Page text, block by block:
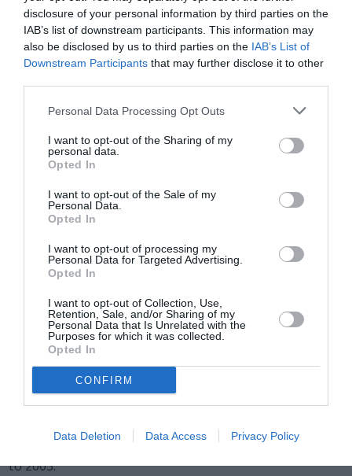
disclosure of your personal information by third parties on the
IAB’s list of downstream participants. This information may
also be disclosed by us to third parties on the IAB’s List of
Downstream Participants that may further disclose it to other
Personal Data Processing Opt Outs
I want to opt-out of the Sharing of my
personal data.
Opted In
I want to opt-out of the Sale of my
Personal Data.
Opted In
I want to opt-out of processing my
Personal Data for Targeted Advertising.
Opted In
I want to opt-out of Collection, Use,
Retention, Sale, and/or Sharing of my
Personal Data that Is Unrelated with the
Purposes for which it was collected.
Opted In
CONFIRM
Data Deletion Data Access Privacy Policy
προσωπικού της Κρατικής Σχολής Ορχηστικής Τέχνης
(2002-2021) όπου δίδασκε τεχνική και ρεπερτόριο
Graham και συνεργάζεται σταθερά με την Ανώτερη
Επαγγελματική Σχολή «ΧοροΧρόνος», το Fix Dance
Studio και το Dance Athens. Παραδίδει σεμινάρια της
τεχνικής σε επαγγελματικές σχολές σε Αθήνα,
τμήματα όλων των ηλικιών στην Ελλάδα και την Κύπρο.
Σε συνεργασία με το Martha Graham Dance Company,
ολοκληρωμένα έργα ή αποσπάσματα του ρεπερτορίου
της χορογράφου στην Αμερική (New York City Center),
Φεστιβάλ Αθηνών/Πειραιώς 260), την Γαλλία
(Conservatoire de Paris), τη Βοσνία
(Sarajevo/Tanzelarija), την Ουγγαρία (Hungarian Dance
University/Budapest Dance Festival), το Βέλγιο και την
Τουρκία (Izmir International Festival). Σε συνεργασία με
τον Οργανισμό Movement Migration, διδάσκει από τον
Αύγουστο του ’20 διαδικτυακά σεμινάρια της τεχνικής
Graham σε χορευτές από Αμερική, Ευρώπη και Ασία.
Είναι ιδρυτικό μέλος, καλλιτεχνική διευθύντρια και
χορογράφος της ομάδας χορού «ΑΡΘΡΩΣΙΣ», με την
οποία παρουσιάζει έργα της σε Ελλάδα και Αμερική από
το 2003.